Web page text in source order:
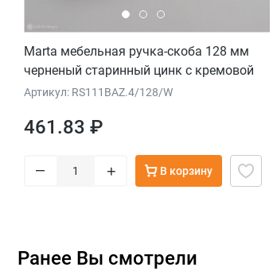
Marta мебельная ручка-скоба 128 мм
черненый старинный цинк с кремовой
керамической вставкой
Артикул: RS111BAZ.4/128/W
461.83 ₽
– + В корзину
Ранее Вы смотрели